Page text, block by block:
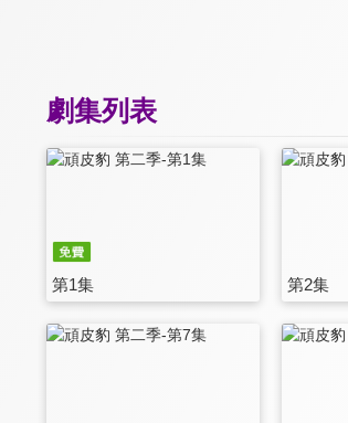
劇集列表
第1集 第2集